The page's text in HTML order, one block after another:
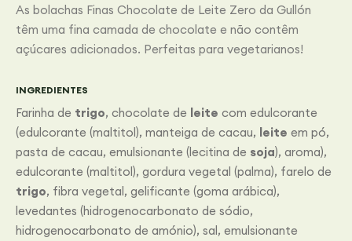
As bolachas Finas Chocolate de Leite Zero da Gullón
têm uma fina camada de chocolate e não contêm
açúcares adicionados. Perfeitas para vegetarianos!
INGREDIENTES
Farinha de trigo, chocolate de leite com edulcorante
(edulcorante (maltitol), manteiga de cacau, leite em pó,
pasta de cacau, emulsionante (lecitina de soja), aroma),
edulcorante (maltitol), gordura vegetal (palma), farelo de
trigo, fibra vegetal, gelificante (goma arábica),
levedantes (hidrogenocarbonato de sódio,
hidrogenocarbonato de amónio), sal, emulsionante